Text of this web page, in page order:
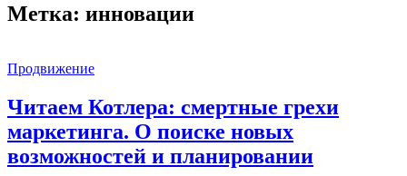
Метка: инновации
Продвижение
Читаем Котлера: смертные грехи
маркетинга. О поиске новых
возможностей и планировании